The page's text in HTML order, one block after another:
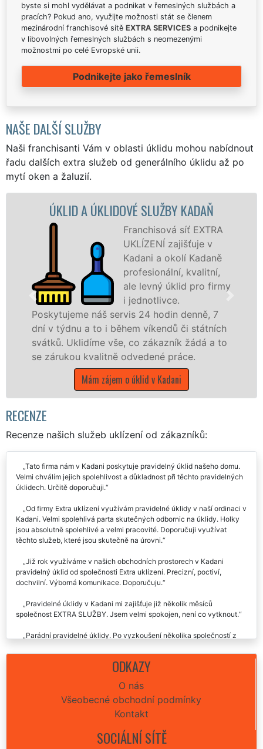
byste si mohl vydělávat a podnikat v řemeslných službách a
pracích? Pokud ano, využijte možnosti stát se členem
mezinárodní franchisové sítě EXTRA SERVICES a podnikejte
v libovolných řemeslných službách s neomezenými
možnostmi po celé Evropské unii.
Podnikejte jako řemeslník
NAŠE DALŠÍ SLUŽBY
Naši franchisanti Vám v oblasti úklidu mohou nabídnout
řadu dalších extra služeb od generálního úklidu až po
mytí oken a žaluzií.
ÚKLIDOVÉ SLUŽBY KADAŇ
Franchisová síť EXTRA
UKLÍZENÍ zajišťuje v
Kadani a okolí Kadaně
profesionální, kvalitní,
ale levný úklid pro firmy
i jednotlivce.
náš servis 24 hodin denně, 7
a to i během víkendů či státních
vše, co zákazník žádá a to
kvalitně odvedené práce.
Mám zájem o úklid v Kadani
nabízíme
státní
Ústeckém
RECENZE
Recenze našich služeb uklízení od zákazníků:
Tato firma nám v Kadani poskytuje pravidelný úklid našeho domu.
Velmi chválím jejich spolehlivost a důkladnost při těchto pravidelných
úklidech. Určitě doporučuji.
Od firmy Extra uklízení využívám pravidelné úklidy v naší ordinaci v
Kadani. Velmi spolehlivá parta skutečných odbornic na úklidy. Holky
jsou absolutně spolehlivé a velmi pracovité. Doporučuji využívat
těchto služeb, které jsou skutečně na úrovni.
Již rok využíváme v našich obchodních prostorech v Kadani
pravidelný úklid od společnosti Extra uklízení. Precizní, poctiví,
dochvilní. Výborná komunikace. Doporučuju.
Pravidelné úklidy v Kadani mi zajišťuje již několik měsíců
společnost EXTRA SLUŽBY. Jsem velmi spokojen, není co vytknout.
Parádní pravidelné úklidy. Po vyzkoušení několika společností z
Velmi kvalitní a odborné pravidelné úklidy v Kadani využíváme již 3
ODKAZY
O nás
Všeobecné obchodní podmínky
Kontakt
SOCIÁLNÍ SÍTĚ